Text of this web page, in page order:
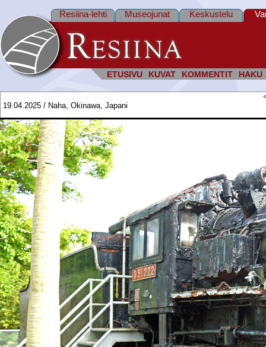
ETUSIVU KUVAT KOMMENTIT HAKU
Resiina-lehti Museojunat Keskustelu
19.04.2025 / Naha, Okinawa, Japani